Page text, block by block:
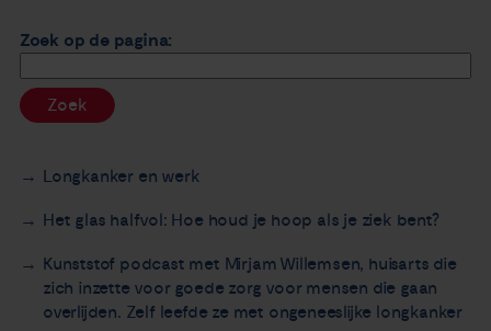
Nieuws
Agenda
Zorgverleners
Contact
Zoek op de pagina:
Zoek
Longkanker en werk
Het glas halfvol: Hoe houd je hoop als je ziek bent?
Kunststof podcast met Mirjam Willemsen, huisarts die
zich inzette voor goede zorg voor mensen die gaan
overlijden. Zelf leefde ze met ongeneeslijke longkanker